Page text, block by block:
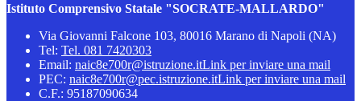
Istituto Comprensivo Statale "SOCRATE-MALLARDO"
Via Giovanni Falcone 103, 80016 Marano di Napoli (NA)
Tel: Tel. 081 7420303
Email: naic8e700r@istruzione.itLink per inviare una mail
PEC: naic8e700r@pec.istruzione.itLink per inviare una mail
C.F.: 95187090634